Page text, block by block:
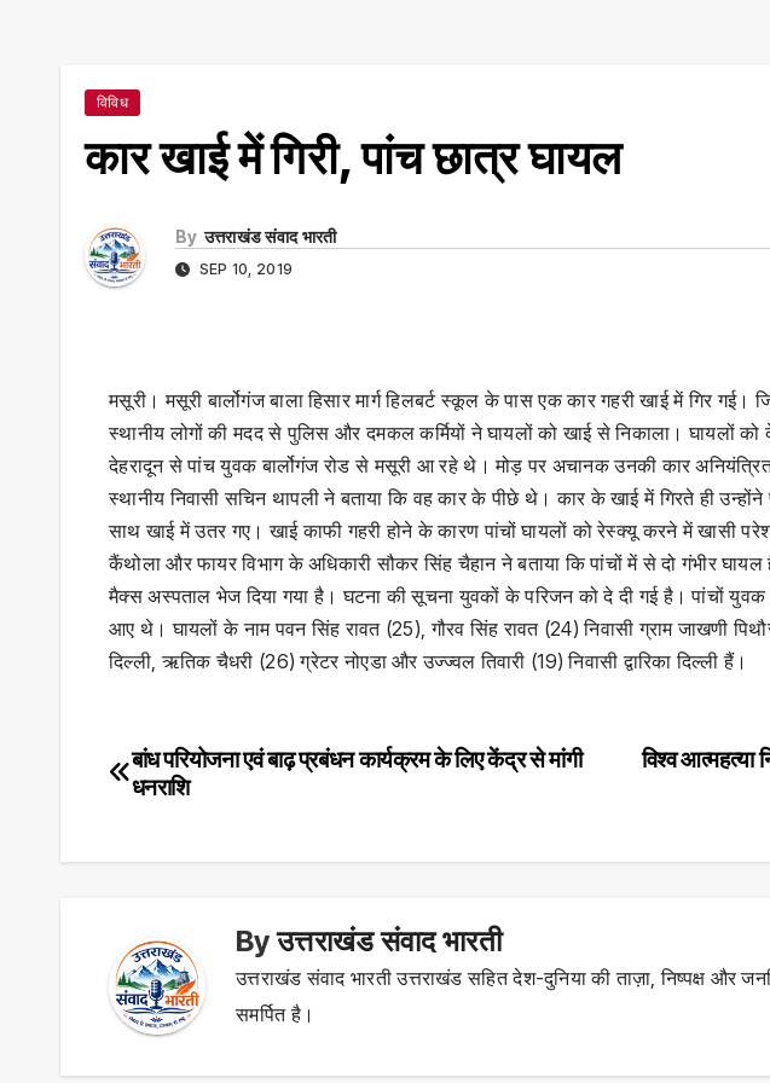
विविध
कार खाई में गिरी, पांच छात्र घायल
By उत्तराखंड संवाद भारती
SEP 10, 2019
मसूरी। मसूरी बार्लोगंज बाला हिसार मार्ग हिलबर्ट स्कूल के पास एक कार गहरी खाई में गिर
स्थानीय लोगों की मदद से पुलिस और दमकल कर्मियों ने घायलों को खाई से निकाला। घायलों को
देहरादून से पांच युवक बार्लोगंज रोड से मसूरी आ रहे थे। मोड़ पर अचानक उनकी कार अनियंत्रित
स्थानीय निवासी सचिन थापली ने बताया कि वह कार के पीछे थे। कार के खाई में गिरते ही
साथ खाई में उतर गए। खाई काफी गहरी होने के कारण पांचों घायलों को रेस्क्यू करने में खासी
कैंथोला और फायर विभाग के अधिकारी सौकर सिंह चैहान ने बताया कि पांचों में से दो गंभीर
मैक्स अस्पताल भेज दिया गया है। घटना की सूचना युवकों के परिजन को दे दी गई है। पांचों
आए थे। घायलों के नाम पवन सिंह रावत (25), गौरव सिंह रावत (24) निवासी ग्राम जाखणी
दिल्ली, ऋतिक चैधरी (26) ग्रेटर नोएडा और उज्ज्वल तिवारी (19) निवासी द्वारिका दिल्ली हैं।
Post
विश्व आत्महत्या
बांध परियोजना एवं बाढ़ प्रबंधन कार्यक्रम के लिए केंद्र से मांगी
धनराशि
Byउत्तराखंड संवाद भारती
उत्तराखंड संवाद भारती उत्तराखंड सहित देश-दुनिया की ताज़ा, निष्पक्ष और
समर्पित है।